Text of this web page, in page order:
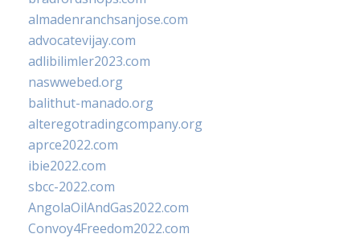
almadenranchsanjose.com
advocatevijay.com
adlibilimler2023.com
naswwebed.org
balithut-manado.org
alteregotradingcompany.org
aprce2022.com
ibie2022.com
sbcc-2022.com
AngolaOilAndGas2022.com
Convoy4Freedom2022.com